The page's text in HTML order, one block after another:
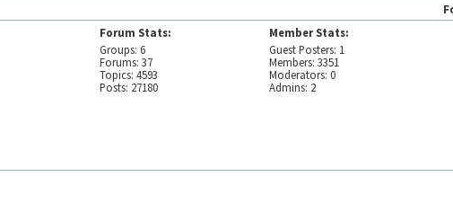
Member Stats:
Guest Posters: 1
Members: 3351
Moderators: 0
Admins: 2
Forum Stats:
Groups: 6
Forums: 37
Topics: 4593
Posts: 27180